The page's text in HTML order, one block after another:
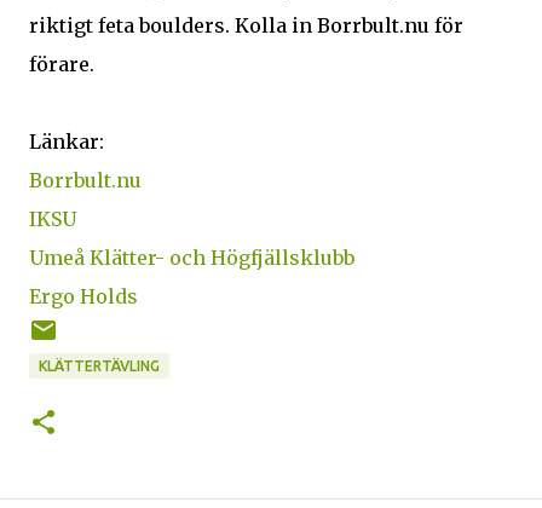
riktigt feta boulders. Kolla in Borrbult.nu för
förare.
Länkar:
Borrbult.nu
IKSU
Umeå Klätter- och Högfjällsklubb
Ergo Holds
KLÄTTERTÄVLING